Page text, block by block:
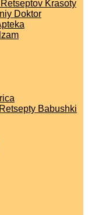
Krasoty
Doktor
Babushki